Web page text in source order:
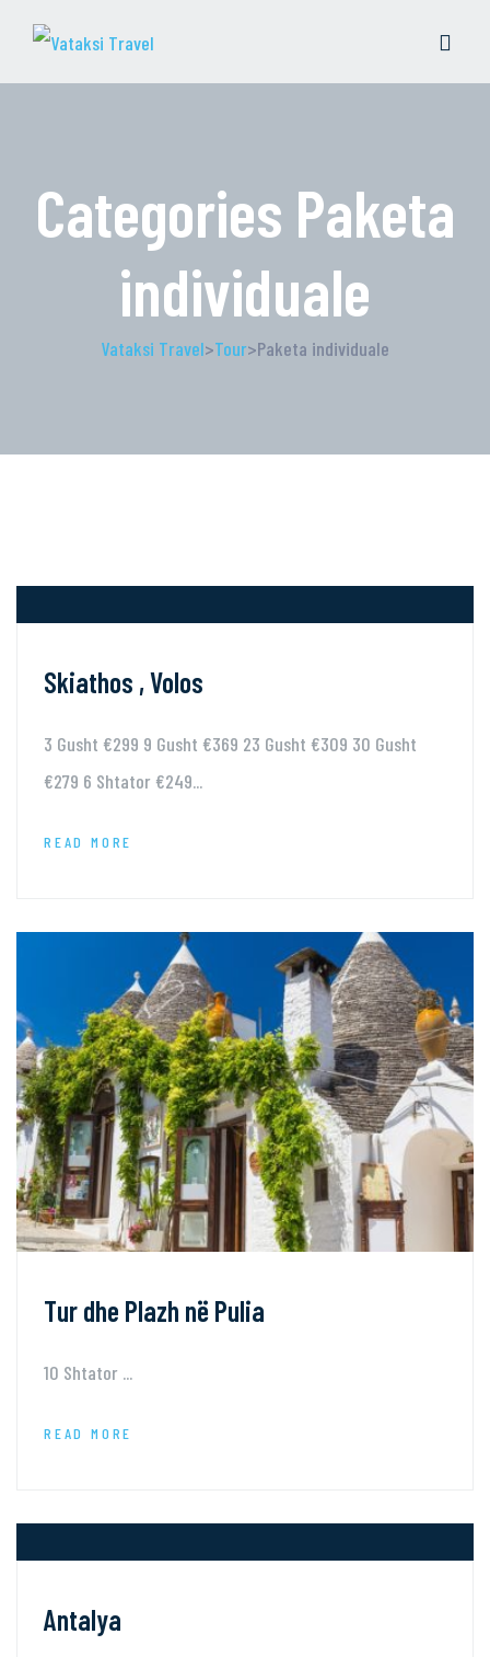
Categories Paketa
individuale
Vataksi Travel>Tour>Paketa individuale
Skiathos , Volos
3 Gusht €299 9 Gusht €369 23 Gusht €309 30 Gusht
€279 6 Shtator €249...
READ MORE
Tur dhe Plazh në Pulia
10 Shtator ...
READ MORE
Antalya